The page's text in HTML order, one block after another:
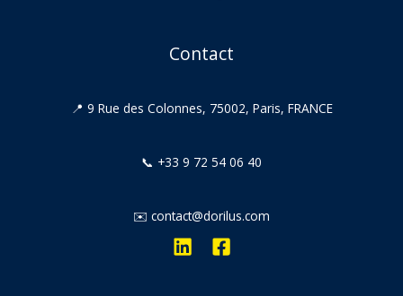
Contact
📍 9 Rue des Colonnes, 75002, Paris, FRANCE
📞 +33 9 72 54 06 40
✉️ contact@dorilus.com